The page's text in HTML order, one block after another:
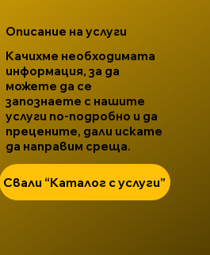
Описание на услуги
Качихме необходимата
информация, за да
можете да се
запознаете с нашите
услуги по-подробно и да
прецените, дали искате
да направим среща.
Свали “Каталог с услуги”